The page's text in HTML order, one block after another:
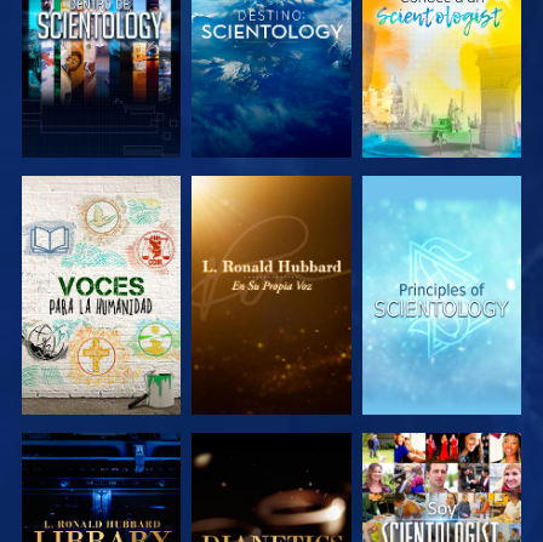
EXPLORA LAS
SERIES
EXPLORA LAS
SERIES
EXPLORA LAS
SERIES
EXPLORA LAS
SERIES
EXPLORA LAS
SERIES
VE